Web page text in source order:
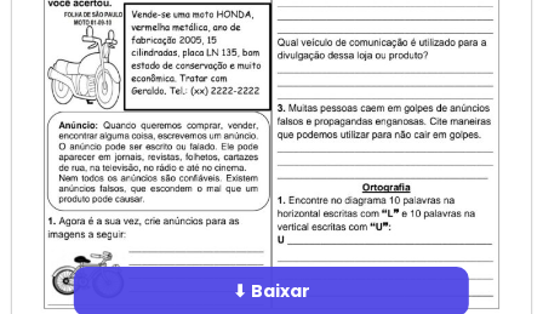
⬇ Baixar